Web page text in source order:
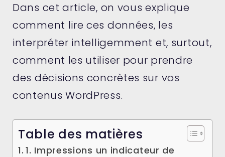
Dans cet article, on vous explique
comment lire ces données, les
interpréter intelligemment et, surtout,
comment les utiliser pour prendre
des décisions concrètes sur vos
contenus WordPress.
Table des matières
1. Impressions un indicateur de